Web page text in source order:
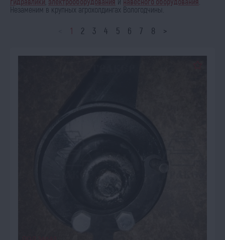
Незаменим в крупных агрохолдингах Вологодчины.
1 2 3 4 5 6 7 8 >